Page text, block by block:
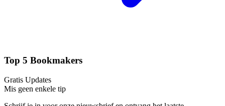
Top 5 Bookmakers
Gratis Updates
Mis geen enkele tip